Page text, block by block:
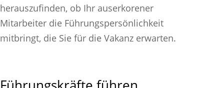
herauszufinden, ob Ihr auserkorener
Mitarbeiter die Führungspersönlichkeit
mitbringt, die Sie für die Vakanz erwarten.